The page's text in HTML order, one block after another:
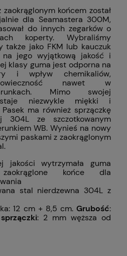
końcem został
dla Seamastera 300M,
do innych zegarków o
koperty. Wybraliśmy
także jako FKM lub kauczuk
jego wyjątkową jakość i
klasy guma jest odporna na
i wpływ chemikaliów,
nawet w
Mimo swojej
niezwykle miękki i
ma również sprzączkę
304L ze szczotkowanym
WB. Wynieś na nowy
paskami z zaokrąglonym
jakości wytrzymała guma
końce dla
stal nierdzewna 304L z
12 cm + 8,5 cm. Grubość:
: 2 mm węższa od